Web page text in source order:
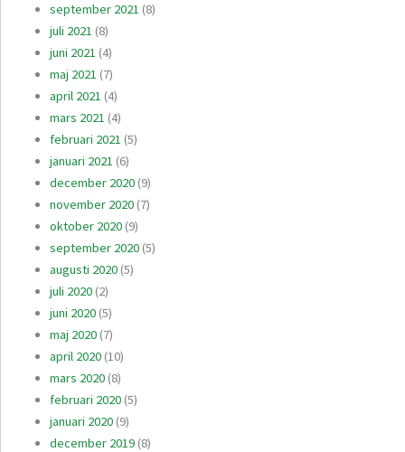
september 2021 (8)
juli 2021 (8)
juni 2021 (4)
maj 2021 (7)
april 2021 (4)
mars 2021 (4)
februari 2021 (5)
januari 2021 (6)
december 2020(9)
november 2020(7)
oktober 2020(9)
september 2020(5)
augusti 2020(5)
juli 2020(2)
juni 2020(5)
maj 2020(7)
april 2020(10)
mars 2020(8)
februari 2020(5)
januari 2020(9)
december 2019(8)